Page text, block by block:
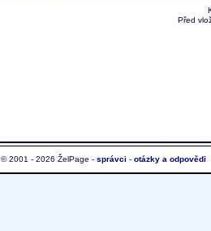
Před
© 2001 - 2026 ŽelPage - správci - otázky a odpovědi